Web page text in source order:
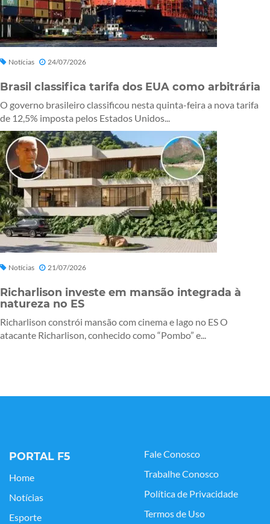
Notícias 24/07/2026
Brasil classifica tarifa dos EUA como arbitrária
O governo brasileiro classificou nesta quinta-feira a nova tarifa
de 12,5% imposta pelos Estados Unidos...
Notícias 21/07/2026
Richarlison investe em mansão integrada à
natureza no ES
Richarlison constrói mansão com cinema e lago no ES O
atacante Richarlison, conhecido como “Pombo” e...
PORTAL F5
Home
Notícias
Esporte
Fale Conosco
Trabalhe Conosco
Política de Privacidade
Termos de Uso